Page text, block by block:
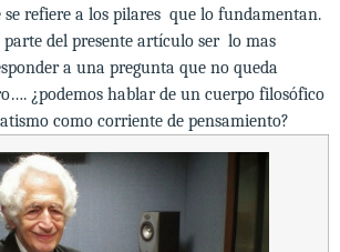
refiere a los pilares que lo fundamentan.
del presente artículo ser lo mas
a una pregunta que no queda
¿podemos hablar de un cuerpo filosófico
como corriente de pensamiento?